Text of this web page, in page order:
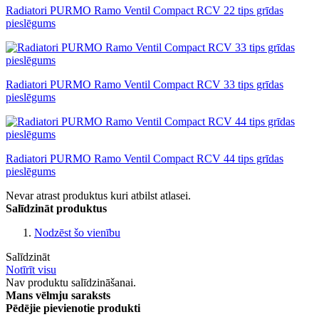
Radiatori PURMO Ramo Ventil Compact RCV 22 tips grīdas
pieslēgums
Radiatori PURMO Ramo Ventil Compact RCV 33 tips grīdas
pieslēgums
Radiatori PURMO Ramo Ventil Compact RCV 44 tips grīdas
pieslēgums
Nevar atrast produktus kuri atbilst atlasei.
Salīdzināt produktus
Nodzēst šo vienību
Salīdzināt
Notīrīt visu
Nav produktu salīdzināšanai.
Mans vēlmju saraksts
Pēdējie pievienotie produkti